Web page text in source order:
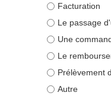
Facturation
Le passage
Une
Le
Prélèvement
Autre